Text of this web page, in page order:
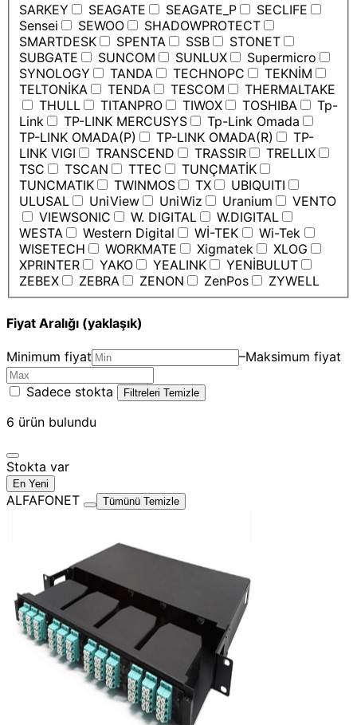
SARKEY
SEAGATE SEAGATE_P
SECLIFE
Sensei
SEWOO
SHADOWPROTECT
SMARTDESK
SPENTA SSB
STONET
SUBGATE
SUNCOM SUNLUX
Supermicro
SYNOLOGY
TANDA TECHNOPC
TEKNİM
TELTONİKA
TENDA TESCOM
THERMALTAKE
THULL
TITANPRO TIWOX TOSHIBA
Tp-
Link
TP-LINK MERCUSYS
Tp-Link Omada
TP-LINK OMADA(P)
TP-LINK OMADA(R)
TP-
LINK VIGI
TRANSCEND TRASSIR
TRELLIX
TSC
TSCAN TTEC
TUNÇMATİK
TUNCMATIK
TWINMOS TX
UBIQUITI
ULUSAL
UniView UniWiz Uranium
VENTO
VIEWSONIC
W. DIGITAL
W.DIGITAL
WESTA
Western Digital Wİ-TEK
Wi-Tek
WISETECH
WORKMATE Xigmatek
XLOG
XPRINTER
YAKO YEALINK
YENİBULUT
ZEBEX
ZEBRA ZENON ZenPos ZYWELL
Fiyat Aralığı (yaklaşık)
Minimum fiyat –Maksimum fiyat
Sadece stokta Filtreleri Temizle
6 ürün bulundu
Stokta var
En Yeni
ALFAFONET Tümünü Temizle